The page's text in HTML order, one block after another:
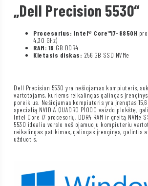
„Dell Precision 5530“
Procesorius: Intel® Core™i7-8850H
4,30 GHz)
RAM: 16 GB DDR4
Kietasis diskas: 256 GB SSD NVMe
Dell Precision 5530 yra nešiojamas kompiuteris,
vartotojams, kuriems reikalingas galingas
poreikius. Nešiojamas kompiuteris yra įrengtas
specialią NVIDIA QUADRO P1000 vaizdo plokštę,
Intel Core i7 procesorių, DDR4 RAM ir greitą NVMe
5530 idealiu verslo nešiojamuoju kompiuteriu
reikalingas patikimas, galingas įrenginys, galintis
užduotis.